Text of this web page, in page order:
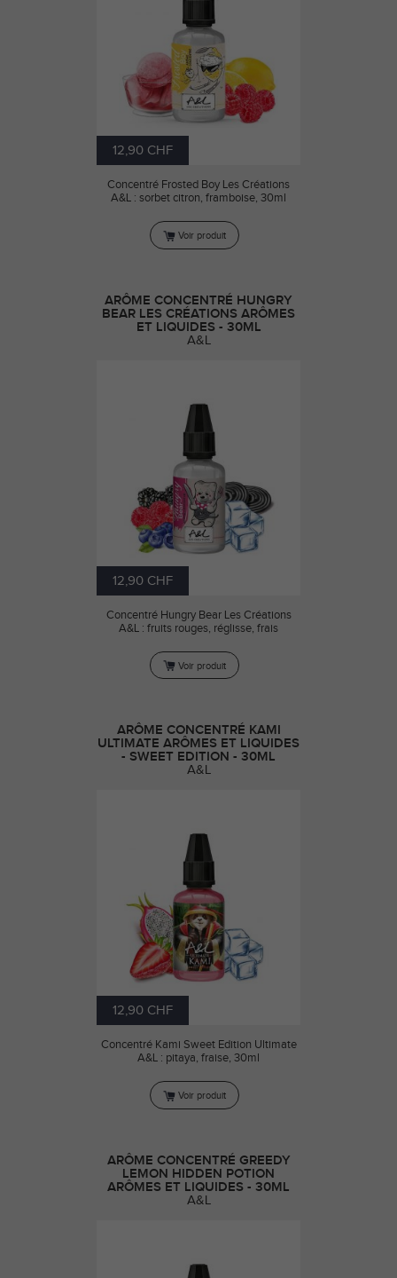
12,90 CHF
Concentré Frosted Boy Les Créations
A&L : sorbet citron, framboise, 30ml
Voir produit
ARÔME CONCENTRÉ HUNGRY
BEAR LES CRÉATIONS ARÔMES
ET LIQUIDES - 30ML
A&L
12,90 CHF
Concentré Hungry Bear Les Créations
A&L : fruits rouges, réglisse, frais
Voir produit
ARÔME CONCENTRÉ KAMI
ULTIMATE ARÔMES ET LIQUIDES
- SWEET EDITION - 30ML
A&L
12,90 CHF
Concentré Kami Sweet Edition Ultimate
A&L : pitaya, fraise, 30ml
Voir produit
ARÔME CONCENTRÉ GREEDY
LEMON HIDDEN POTION
ARÔMES ET LIQUIDES - 30ML
A&L